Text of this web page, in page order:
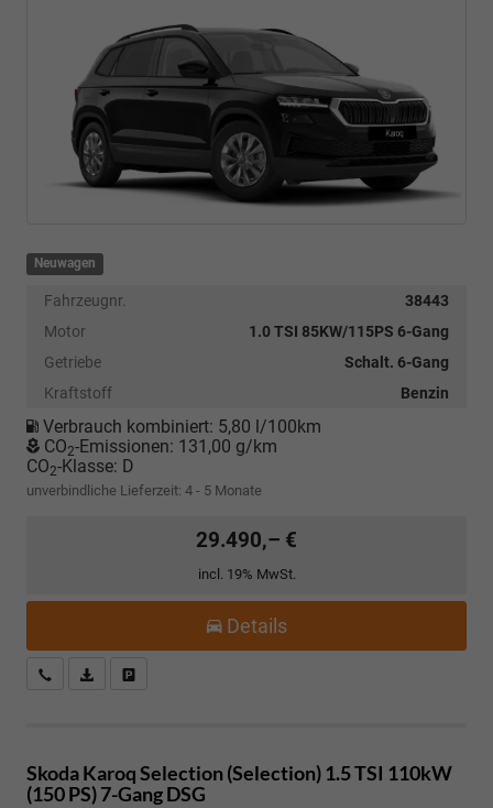
Neuwagen
Fahrzeugnr.
38443
Motor
1.0 TSI 85KW/115PS 6-Gang
Getriebe
Schalt. 6-Gang
Kraftstoff
Benzin
Verbrauch kombiniert: 5,80 l/100km
CO2-Emissionen: 131,00 g/km
CO2-Klasse: D
unverbindliche Lieferzeit: 4 - 5 Monate
29.490,– €
incl. 19% MwSt.
Details
Kostenloser Rückruf-Service
PDF-Datei, Fahrzeugexposé drucken
Skoda KaroqSelection (Selection) 1.5 TSI 110kW
(150 PS) 7-Gang DSG